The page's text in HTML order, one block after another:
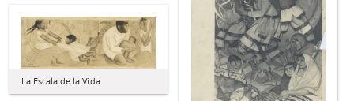
La Escala de la Vida